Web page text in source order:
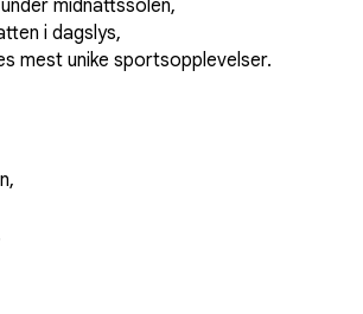
midnattssolen,
i dagslys,
mest unike sportsopplevelser.